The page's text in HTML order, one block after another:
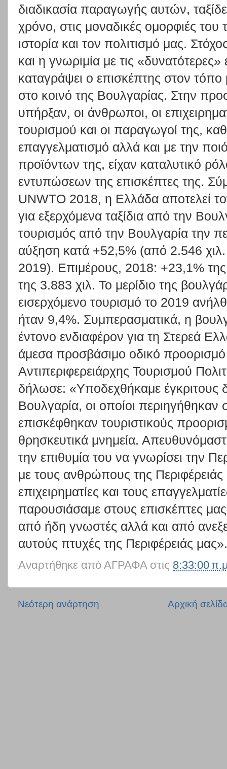
διαδικασία παραγωγής αυτών,
χρόνο, στις μοναδικές ομορφιές
ιστορία και τον πολιτισμό μας.
και η γνωριμία με τις
καταγράψει ο επισκέπτης στον
στο κοινό της Βουλγαρίας. Στην
υπήρξαν, οι άνθρωποι, οι
τουρισμού και οι παραγωγοί της,
επαγγελματισμό αλλά και με την
προϊόντων της, είχαν καταλυτικό
εντυπώσεων της επισκέπτες της.
UNWTO 2018, η Ελλάδα αποτελεί
για εξερχόμενα ταξίδια από την
τουρισμός από την Βουλγαρία την
αύξηση κατά +52,5% (από 2.546
2019). Επιμέρους, 2018: +23,1%
της 3.883 χιλ. Το μερίδιο της
εισερχόμενο τουρισμό το 2019
ήταν 9,4%. Συμπερασματικά, η
έντονο ενδιαφέρον για τη Στερεά
άμεσα προσβάσιμο οδικό
Αντιπεριφερειάρχης Τουρισμού
δήλωσε: «Υποδεχθήκαμε έγκριτους
Βουλγαρία, οι οποίοι περιηγήθηκαν
επισκέφθηκαν τουριστικούς
θρησκευτικά μνημεία.
την επιθυμία του να γνωρίσει την
με τους ανθρώπους της
επιχειρηματίες και τους
παρουσιάσαμε στους επισκέπτες
από ήδη γνωστές αλλά και από
αυτούς πτυχές της Περιφέρειάς μας».
Αναρτήθηκε από ΑΓΡΑΦΑ στις 8:33:00
Νεότερη ανάρτηση Αρχική